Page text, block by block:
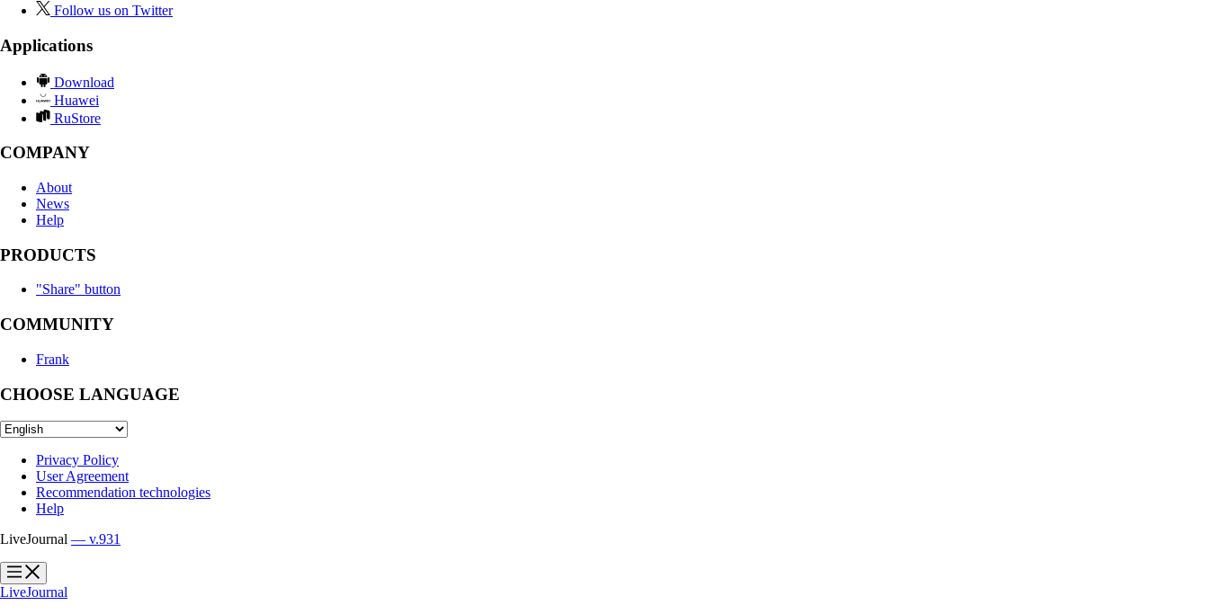
Follow us on Twitter
Applications
Download
Huawei
RuStore
COMPANY
About
News
Help
PRODUCTS
"Share" button
COMMUNITY
Frank
CHOOSE LANGUAGE
Privacy Policy
User Agreement
Recommendation technologies
Help
LiveJournal — v.931
?
?
LiveJournal